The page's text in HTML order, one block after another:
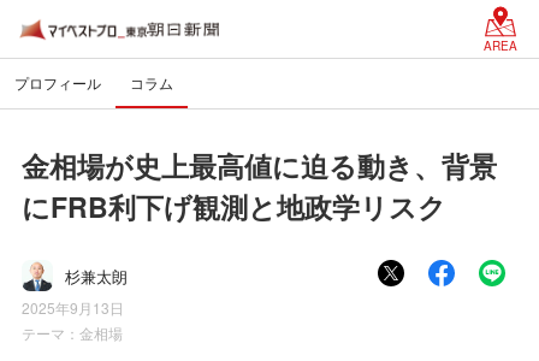
AREA
プロフィール コラム
金相場が史上最高値に迫る動き、背景
にFRB利下げ観測と地政学リスク
杉兼太朗
2025年9月13日
テーマ： 金相場